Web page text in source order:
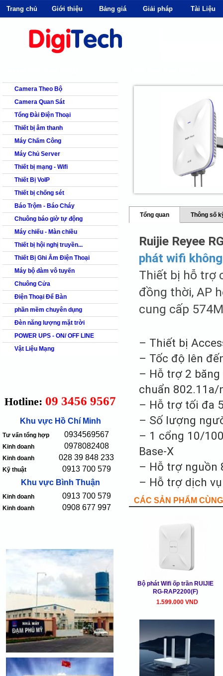
Trang chủ Giới thiệu Bảng giá Giải pháp Tài Liệu
products
Camera Theo Bộ
Camera Quan Sát
Tổng Đài Điện Thoại
Thiết bị âm thanh
Máy Chấm Công
Máy Chủ Server
Thiết bị mạng - Wifi
Thiết Bị VoIP
Thiết bị chống sét
Báo Trộm - Báo Cháy
Chuông báo giờ tự động
Máy chiếu - Màn chiều
Thiết bị hội nghị truyền...
Thiết Bị Ghi Âm Điện Thoại
Máy bộ đàm vô tuyến
Chuông Cửa
Điện Thoại Để Bàn
phần mềm chuyên dụng
Đèn năng lượng mặt trời
POWER UPS - ON/ OFF LINE
Vật Liệu Mạng
Hotline: 09 3456 9567
Khu vực Hồ Chí Minh
Tư vấn tổng hợp 0934569567
Kinh doanh 0978082408
Kinh doanh 028 39 848 233
Kỹ thuật
0913 700 579
Khu vực Bình Thuận
Kinh doanh 0913 700 579
Kinh doanh 0908 677 997
Tổng quan Thông số
Ruijie Reyee
phát wifi
Thiết bị hỗ trợ
đồng thời, AP
cung cấp
– Thiết bị
– Tốc độ lên
– Hỗ trợ 2
chuẩn 802.11a/
– Hỗ trợ tối đa
– Số lượng
– 1 cổng 10/
Base-X
– Hỗ trợ nguồn
– Hỗ trợ dịch
CÁC SẢN PHẨM
Bộ phát Wifi ốp trần RUIJIE
RG-RAP2200(F)
1.599.000 VND